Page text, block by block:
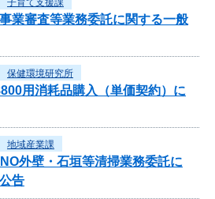
子育て支援課
業審査等業務委託に関する一般
保健環境研究所
用消耗品購入（単価契約）に
地域産業課
外壁・石垣等清掃業務委託に
告